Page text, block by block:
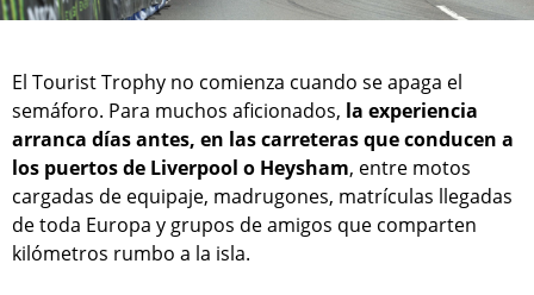
El Tourist Trophy no comienza cuando se apaga el
semáforo. Para muchos aficionados, la experiencia
arranca días antes, en las carreteras que conducen a
los puertos de Liverpool o Heysham, entre motos
cargadas de equipaje, madrugones, matrículas llegadas
de toda Europa y grupos de amigos que comparten
kilómetros rumbo a la isla.